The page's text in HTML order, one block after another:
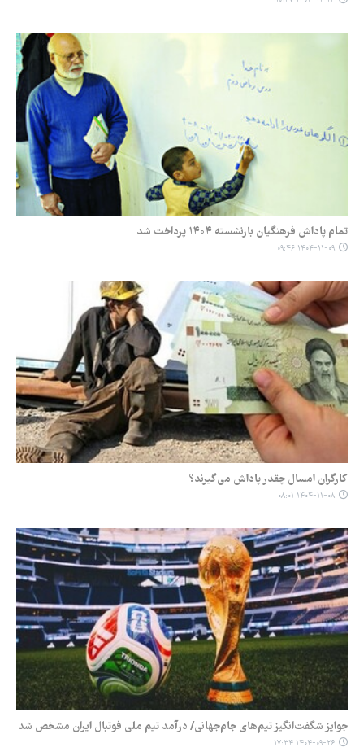
تمام پاداش فرهنگیان بازنشسته ۱۴۰۴ پرداخت شد
۱۴۰۴-۱۱-۰۹ ۰۹:۴۶
کارگران امسال چقدر پاداش می‌گیرند؟
۱۴۰۴-۱۱-۰۸ ۰۸:۰۱
جوایز شگفت‌انگیز تیم‌های جام‌جهانی/ درآمد تیم ملی فوتبال ایران مشخص شد
۱۴۰۴-۰۹-۲۶ ۱۷:۳۴